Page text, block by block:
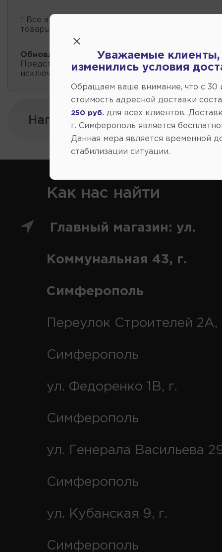
* Все автозапчасти
товары проходит несколько раз в сутки.
Обновление остатков и цен: 20:59 2026-08-06
Представленные данные о запчастях на этой
исключительно информационный характер.
Напишите нам:
Как нас найти
Главный магазин: ул.
Коммунальная 43, г.
Симферополь
Переулок Строителей 2А,
Симферополь
ул. Федоренко 1В, г.
Симферополь
ул. Генерала Васильева
Симферополь
ул. Кубанская 9, г.
Симферополь
Уважаемые клиенты,
изменились условия
Обращаем ваше внимание, что c 30
стоимость адресной доставки
250 руб. для всех клиентов.
г. Симферополь является
Данная мера является временной
стабилизации ситуации.